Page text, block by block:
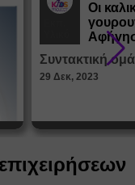
Οι
από τα
Συντακτική
29 Δεκ, 2023